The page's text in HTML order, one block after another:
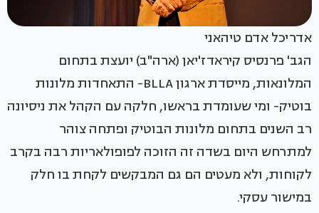
אדריכל אדם טיהאני
הגב' פרנסיס קיראדז'יאן (ארה"ב) יועצת בתחום
המלונאות, מייסדת ארגון BLLA- התאחדות מלונות
בוטיק- ומי שעומדת בראשו, חלקה עם הקהל את ניסיונה
רב השנים בתחום מלונות הבוטיק ופתחה צוהר
למתרחש היום בשדה זה הזוכה לפופולאריות רבה בקרב
לקוחות, ולא מעטים הם גם המבקשים לקחת בו חלק
במישור עסקי.